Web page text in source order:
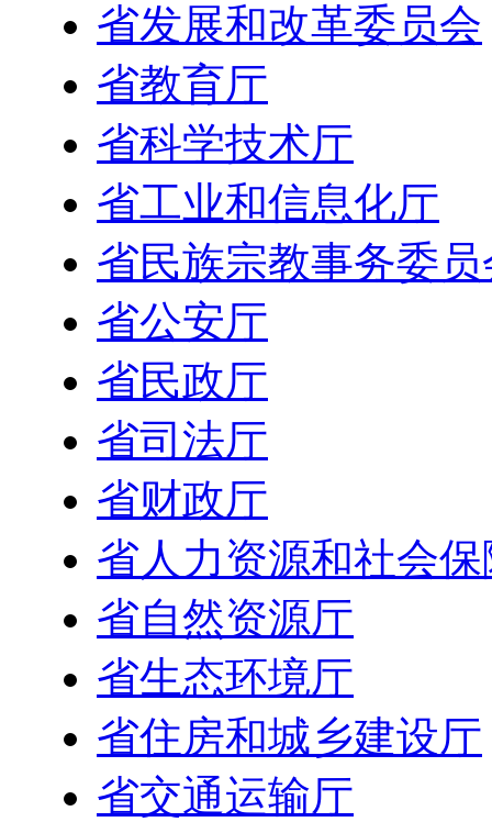
省发展和改革委员会
省教育厅
省科学技术厅
省工业和信息化厅
省民族宗教事务委员
省公安厅
省民政厅
省司法厅
省财政厅
省人力资源和社会
省自然资源厅
省生态环境厅
省住房和城乡建设厅
省交通运输厅